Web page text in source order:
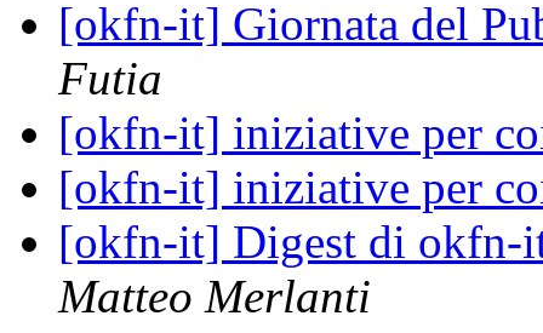
[okfn-it] Giornata del
Futia
[okfn-it] iniziative per
[okfn-it] iniziative per
[okfn-it] Digest di okfn-
Matteo Merlanti